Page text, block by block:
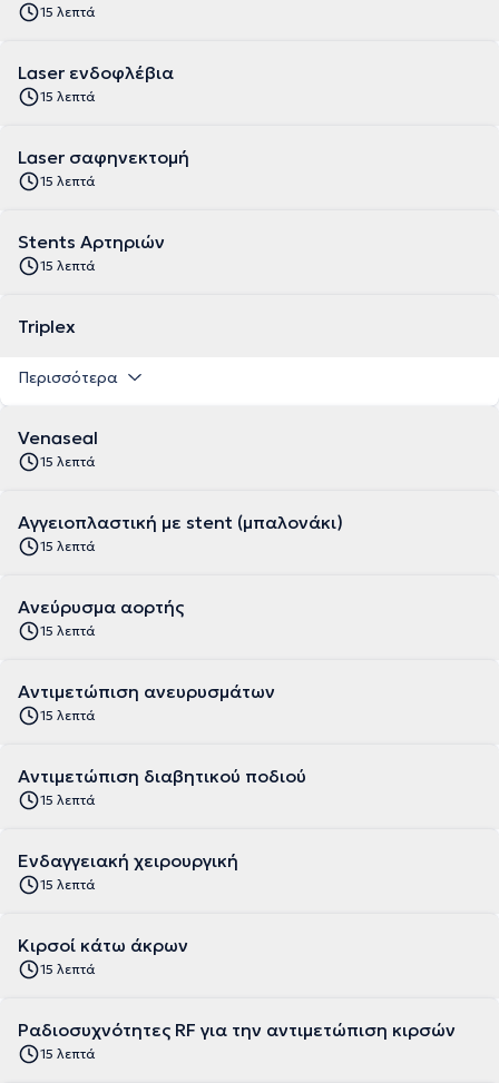
15 λεπτά
Laser ενδοφλέβια
15 λεπτά
Laser σαφηνεκτομή
15 λεπτά
Stents Αρτηριών
15 λεπτά
Triplex
Περισσότερα
Venaseal
15 λεπτά
Αγγειοπλαστική με stent (μπαλονάκι)
15 λεπτά
Ανεύρυσμα αορτής
15 λεπτά
Αντιμετώπιση ανευρυσμάτων
15 λεπτά
Αντιμετώπιση διαβητικού ποδιού
15 λεπτά
Ενδαγγειακή χειρουργική
15 λεπτά
Κιρσοί κάτω άκρων
15 λεπτά
Ραδιοσυχνότητες RF για την αντιμετώπιση κιρσών
15 λεπτά